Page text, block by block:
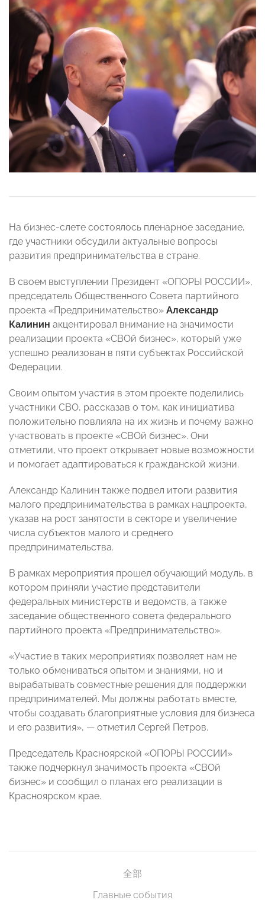
На бизнес-слете состоялось пленарное заседание,
где участники обсудили актуальные вопросы
развития предпринимательства в стране.
В своем выступлении Президент «ОПОРЫ РОССИИ»,
председатель Общественного Совета партийного
проекта «Предпринимательство» Александр
Калинин акцентировал внимание на значимости
реализации проекта «СВОй бизнес», который уже
успешно реализован в пяти субъектах Российской
Федерации.
Своим опытом участия в этом проекте поделились
участники СВО, рассказав о том, как инициатива
положительно повлияла на их жизнь и почему важно
участвовать в проекте «СВОй бизнес». Они
отметили, что проект открывает новые возможности
и помогает адаптироваться к гражданской жизни.
Александр Калинин также подвел итоги развития
малого предпринимательства в рамках нацпроекта,
указав на рост занятости в секторе и увеличение
числа субъектов малого и среднего
предпринимательства.
В рамках мероприятия прошел обучающий модуль, в
котором приняли участие представители
федеральных министерств и ведомств, а также
заседание общественного совета федерального
партийного проекта «Предпринимательство».
«Участие в таких мероприятиях позволяет нам не
только обмениваться опытом и знаниями, но и
вырабатывать совместные решения для поддержки
предпринимателей. Мы должны работать вместе,
чтобы создавать благоприятные условия для бизнеса
и его развития», — отметил Сергей Петров.
Председатель Красноярской «ОПОРЫ РОССИИ»
также подчеркнул значимость проекта «СВОй
бизнес» и сообщил о планах его реализации в
Красноярском крае.
全部
Главные события